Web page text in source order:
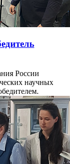
России
научных